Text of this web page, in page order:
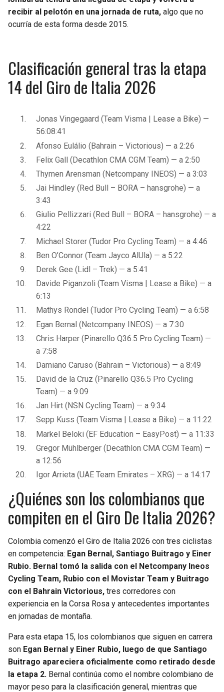
recibir al pelotón en una jornada de ruta, algo que no
ocurría de esta forma desde 2015.
Clasificación general tras la etapa
14 del Giro de Italia 2026
Jonas Vingegaard (Team Visma | Lease a Bike) —
56:08:41
Afonso Eulálio (Bahrain – Victorious) — a 2:26
Felix Gall (Decathlon CMA CGM Team) — a 2:50
Thymen Arensman (Netcompany INEOS) — a 3:03
Jai Hindley (Red Bull – BORA – hansgrohe) — a
3:43
Giulio Pellizzari (Red Bull – BORA – hansgrohe) — a
4:22
Michael Storer (Tudor Pro Cycling Team) — a 4:46
Ben O’Connor (Team Jayco AlUla) — a 5:22
Derek Gee (Lidl – Trek) — a 5:41
Davide Piganzoli (Team Visma | Lease a Bike) — a
6:13
Mathys Rondel (Tudor Pro Cycling Team) — a 6:58
Egan Bernal (Netcompany INEOS) — a 7:30
Chris Harper (Pinarello Q36.5 Pro Cycling Team) —
a 7:58
Damiano Caruso (Bahrain – Victorious) — a 8:49
David de la Cruz (Pinarello Q36.5 Pro Cycling
Team) — a 9:09
Jan Hirt (NSN Cycling Team) — a 9:34
Sepp Kuss (Team Visma | Lease a Bike) — a 11:22
Markel Beloki (EF Education – EasyPost) — a 11:33
Gregor Mühlberger (Decathlon CMA CGM Team) —
a 12:56
Igor Arrieta (UAE Team Emirates – XRG) — a 14:17
¿Quiénes son los colombianos que
compiten en el Giro De Italia 2026?
Colombia comenzó el Giro de Italia 2026 con tres ciclistas
en competencia: Egan Bernal, Santiago Buitrago y Einer
Rubio. Bernal tomó la salida con el Netcompany Ineos
Cycling Team, Rubio con el Movistar Team y Buitrago
con el Bahrain Victorious, tres corredores con
experiencia en la Corsa Rosa y antecedentes importantes
en jornadas de montaña.
Para esta etapa 15, los colombianos que siguen en carrera
son Egan Bernal y Einer Rubio, luego de que Santiago
Buitrago apareciera oficialmente como retirado desde
la etapa 2. Bernal continúa como el nombre colombiano de
mayor peso para la clasificación general, mientras que